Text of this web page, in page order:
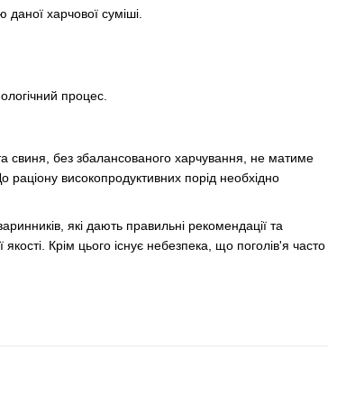
харчової суміші.
процес.
свиня, без збалансованого харчування, не матиме
раціону високопродуктивних порід необхідно
які дають правильні рекомендації та
Крім цього існує небезпека, що поголів'я часто